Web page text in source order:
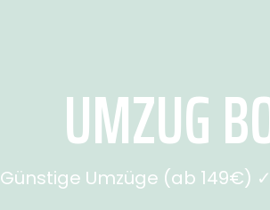
UMZUG
Günstige Umzüge (ab 149€)